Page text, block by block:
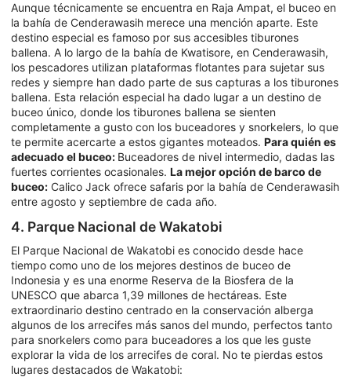
Aunque técnicamente se encuentra en Raja Ampat, el buceo en
la bahía de Cenderawasih merece una mención aparte. Este
destino especial es famoso por sus accesibles tiburones
ballena. A lo largo de la bahía de Kwatisore, en Cenderawasih,
los pescadores utilizan plataformas flotantes para sujetar sus
redes y siempre han dado parte de sus capturas a los tiburones
ballena. Esta relación especial ha dado lugar a un destino de
buceo único, donde los tiburones ballena se sienten
completamente a gusto con los buceadores y snorkelers, lo que
te permite acercarte a estos gigantes moteados. Para quién es
adecuado el buceo: Buceadores de nivel intermedio, dadas las
fuertes corrientes ocasionales. La mejor opción de barco de
buceo: Calico Jack ofrece safaris por la bahía de Cenderawasih
entre agosto y septiembre de cada año.
4. Parque Nacional de Wakatobi
El Parque Nacional de Wakatobi es conocido desde hace
tiempo como uno de los mejores destinos de buceo de
Indonesia y es una enorme Reserva de la Biosfera de la
UNESCO que abarca 1,39 millones de hectáreas. Este
extraordinario destino centrado en la conservación alberga
algunos de los arrecifes más sanos del mundo, perfectos tanto
para snorkelers como para buceadores a los que les guste
explorar la vida de los arrecifes de coral. No te pierdas estos
lugares destacados de Wakatobi: